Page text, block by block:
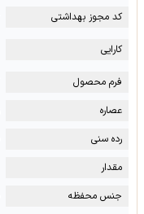
کد مجوز بهداشتی
کارایی
فرم محصول
عصاره
رده سنی
مقدار
جنس محفظه